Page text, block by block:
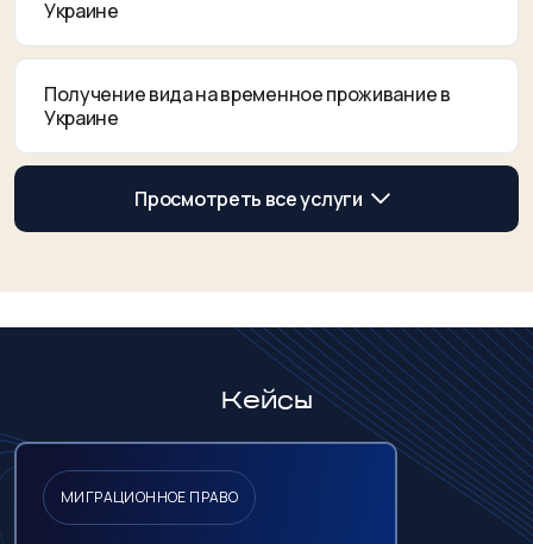
Украине
Получение вида на временное проживание в
Украине
Просмотреть все услуги
Кейсы
МИГРАЦИОННОЕ ПРАВО